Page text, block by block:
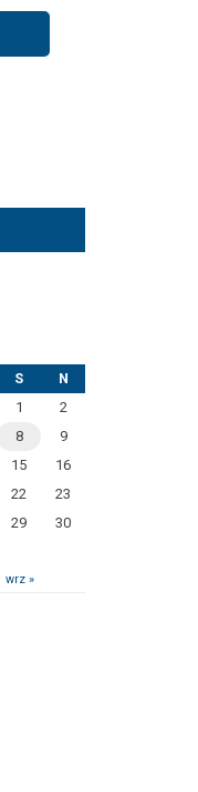
S
N
1
2
8
9
15
16
22
23
29
30
wrz »